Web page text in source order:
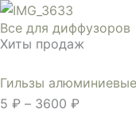
Все для диффузоров
Хиты продаж
Гильзы
5 ₽ – 3600 ₽